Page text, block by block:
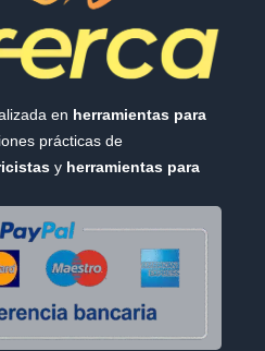
en herramientas para
prácticas de
y herramientas para